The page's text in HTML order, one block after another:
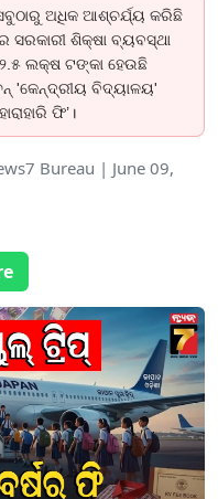
ଅଧିକ ଆଶ୍ଚର୍ଯ୍ୟ କରିଛି
ସରକାରୀ ଶିକ୍ଷା ବ୍ୟବସ୍ଥା
୨.୫ ଲକ୍ଷ ଟଙ୍କା ହେଉଛି
'କେନ୍ଦ୍ରୀୟ ବିଦ୍ୟାଳୟ'
ଫି’।
Bureau | June 09,